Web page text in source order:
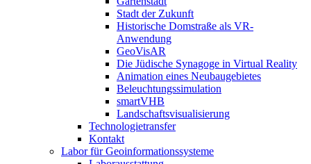
Stadt der Zukunft
Historische Domstraße als VR-
Anwendung
GeoVisAR
Die Jüdische Synagoge in Virtual Reality
Animation eines Neubaugebietes
Beleuchtungssimulation
smartVHB
Landschaftsvisualisierung
Technologietransfer
Kontakt
Labor für Geoinformationssysteme